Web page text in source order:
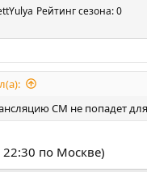
Рейтинг сезона: 0
СМ не попадет
22:30 по Москве)